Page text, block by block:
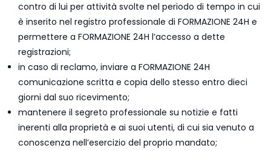
contro di lui per attività svolte nel periodo di tempo in cui
è inserito nel registro professionale di FORMAZIONE 24H e
permettere a FORMAZIONE 24H l’accesso a dette
registrazioni;
in caso di reclamo, inviare a FORMAZIONE 24H
comunicazione scritta e copia dello stesso entro dieci
giorni dal suo ricevimento;
mantenere il segreto professionale su notizie e fatti
inerenti alla proprietà e ai suoi utenti, di cui sia venuto a
conoscenza nell’esercizio del proprio mandato;